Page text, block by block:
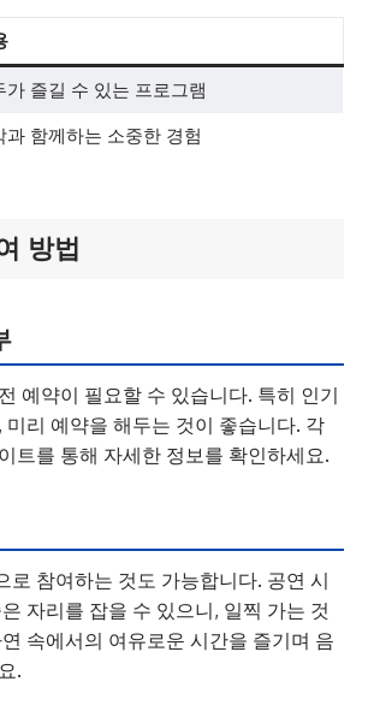
가 즐길 수 있는 프로그램
과 함께하는 소중한 경험
방법
예약이 필요할 수 있습니다. 특히 인기
미리 예약을 해두는 것이 좋습니다. 각
트를 통해 자세한 정보를 확인하세요.
로 참여하는 것도 가능합니다. 공연 시
자리를 잡을 수 있으니, 일찍 가는 것
속에서의 여유로운 시간을 즐기며 음
.